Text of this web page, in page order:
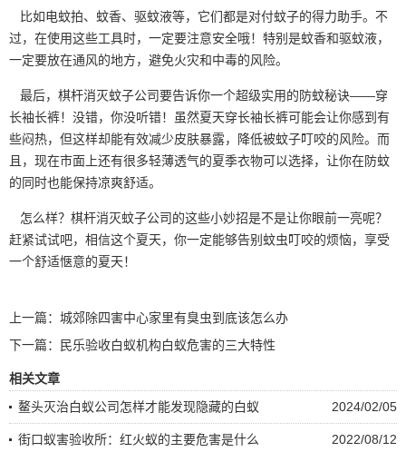
比如电蚊拍、蚊香、驱蚊液等，它们都是对付蚊子的得力助手。不
过，在使用这些工具时，一定要注意安全哦！特别是蚊香和驱蚊液，
一定要放在通风的地方，避免火灾和中毒的风险。
最后，棋杆消灭蚊子公司要告诉你一个超级实用的防蚊秘诀——穿
长袖长裤！没错，你没听错！虽然夏天穿长袖长裤可能会让你感到有
些闷热，但这样却能有效减少皮肤暴露，降低被蚊子叮咬的风险。而
且，现在市面上还有很多轻薄透气的夏季衣物可以选择，让你在防蚊
的同时也能保持凉爽舒适。
怎么样？棋杆消灭蚊子公司的这些小妙招是不是让你眼前一亮呢？
赶紧试试吧，相信这个夏天，你一定能够告别蚊虫叮咬的烦恼，享受
一个舒适惬意的夏天！
上一篇： 城郊除四害中心家里有臭虫到底该怎么办
下一篇：
民乐验收白蚁机构白蚁危害的三大特性
相关文章
2024/02/05
鳌头灭治白蚁公司怎样才能发现隐藏的白蚁
2022/08/12
街口蚁害验收所：红火蚁的主要危害是什么